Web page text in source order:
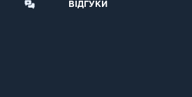
ВІДГУКИ